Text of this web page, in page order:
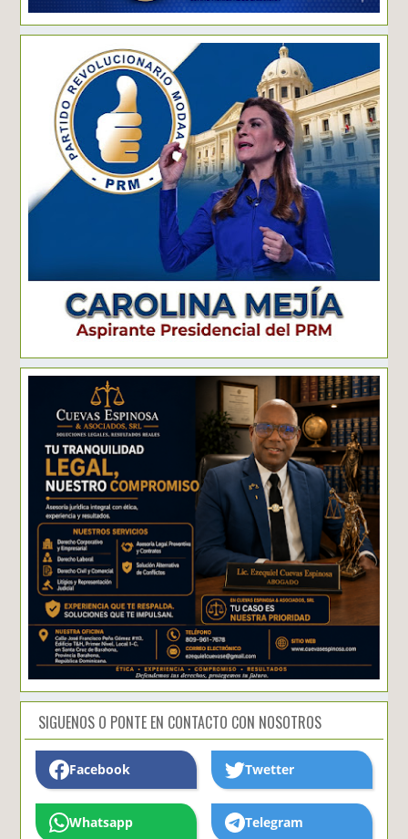
SIGUENOS O PONTE EN CONTACTO CON NOSOTROS
Facebook Twetter
Whatsapp Telegram